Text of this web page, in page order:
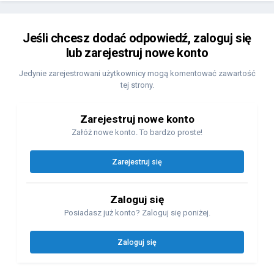
Jeśli chcesz dodać odpowiedź, zaloguj się
lub zarejestruj nowe konto
Jedynie zarejestrowani użytkownicy mogą komentować zawartość
tej strony.
Zarejestruj nowe konto
Załóż nowe konto. To bardzo proste!
Zarejestruj się
Zaloguj się
Posiadasz już konto? Zaloguj się poniżej.
Zaloguj się